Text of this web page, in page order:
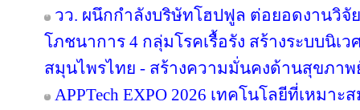
วว. ผนึกกำลังบริษัทโฮปฟูล ต่อยอดงานวิ
โภชนาการ 4 กลุ่มโรคเรื้อรัง สร้างระบบนิเ
สมุนไพรไทย - สร้างความมั่นคงด้านสุขภาพ
APPTech EXPO 2026 เทคโนโลยีที่เหมา